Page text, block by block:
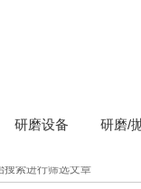
研磨设备 研磨/
搜索进行筛选文章